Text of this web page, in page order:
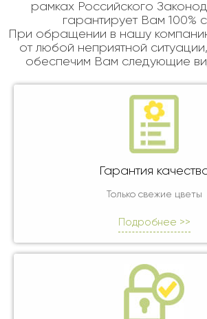
рамках Российского
гарантирует Вам 100%
При обращении в нашу
от любой неприятной
обеспечим Вам следующие
Гарантия
Только свежие цветы
Подробнее >>